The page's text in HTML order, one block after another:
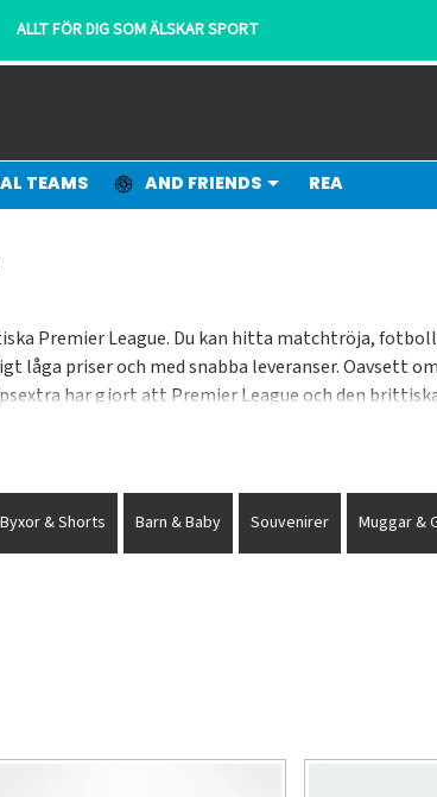
SNABBA LEVERANSER FRÅN VÅRT LAGER
TEAMS AND FRIENDS REA
Premier League. Du kan hitta matchtröja,
låga priser och med snabba leveranser. Oavsett
har gjort att Premier League och den
Byxor & Shorts Barn & Baby Souvenirer Muggar &